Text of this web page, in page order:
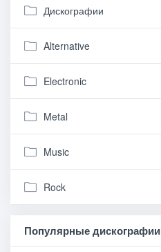
Дискографии
Alternative
Electronic
Metal
Music
Rock
Популярные дискографии